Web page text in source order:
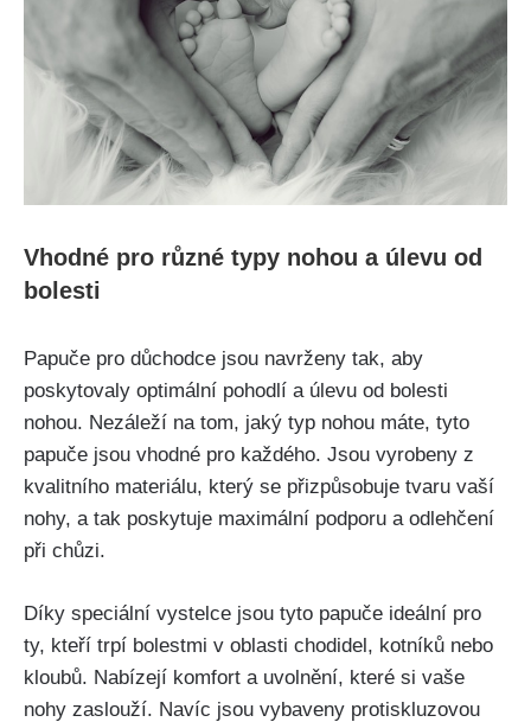
Vhodné pro různé typy nohou a úlevu od
bolesti
Papuče pro důchodce jsou navrženy tak, aby
poskytovaly optimální pohodlí a úlevu⁤ od bolesti‌
nohou. ​Nezáleží na tom, jaký typ nohou máte,⁤ tyto
papuče jsou vhodné pro každého. Jsou vyrobeny ‌z
kvalitního materiálu, ⁤který se přizpůsobuje tvaru ​vaší
nohy, ⁤a tak poskytuje ⁣maximální podporu a odlehčení
‌při chůzi.
Díky speciální vystelce jsou tyto papuče ideální pro
ty, kteří trpí ⁢bolestmi v oblasti⁤ chodidel, kotníků ​nebo
kloubů. Nabízejí komfort a uvolnění, které si vaše
nohy zaslouží. Navíc jsou vybaveny protiskluzovou